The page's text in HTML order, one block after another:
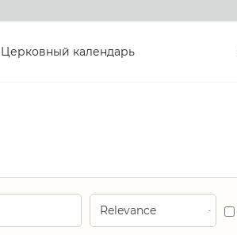
Церковный календарь